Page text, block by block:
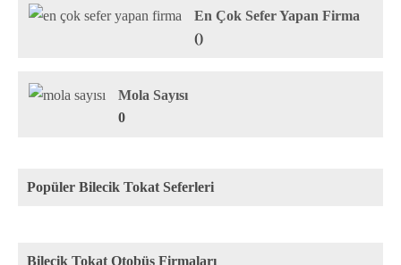
En Çok Sefer Yapan Firma
()
Mola Sayısı
0
Popüler Bilecik Tokat Seferleri
Bilecik Tokat Otobüs Firmaları